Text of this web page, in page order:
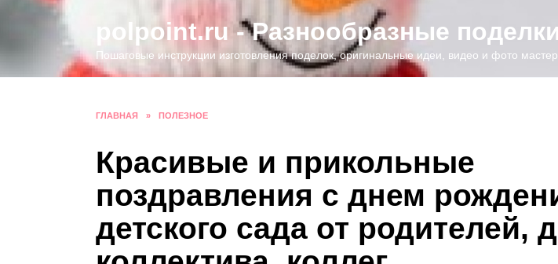
Перейти
содержанию
polpoint.ru - Разнообразные
Пошаговые инструкции изготовления поделок, оригинальные идеи, видео и фото
ГЛАВНАЯ » ПОЛЕЗНОЕ
Красивые и прикольные
поздравления с днем
детского сада от родителей,